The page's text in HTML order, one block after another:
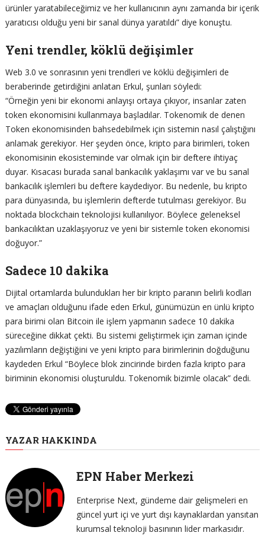
ürünler yaratabileceğimiz ve her kullanıcının aynı zamanda bir içerik
yaratıcısı olduğu yeni bir sanal dünya yaratıldı” diye konuştu.
Yeni trendler, köklü değişimler
Web 3.0 ve sonrasının yeni trendleri ve köklü değişimleri de
beraberinde getirdiğini anlatan Erkul, şunları söyledi:
“Örneğin yeni bir ekonomi anlayışı ortaya çıkıyor, insanlar zaten
token ekonomisini kullanmaya başladılar. Tokenomik de denen
Token ekonomisinden bahsedebilmek için sistemin nasıl çalıştığını
anlamak gerekiyor. Her şeyden önce, kripto para birimleri, token
ekonomisinin ekosisteminde var olmak için bir deftere ihtiyaç
duyar. Kısacası burada sanal bankacılık yaklaşımı var ve bu sanal
bankacılık işlemleri bu deftere kaydediyor. Bu nedenle, bu kripto
para dünyasında, bu işlemlerin defterde tutulması gerekiyor. Bu
noktada blockchain teknolojisi kullanılıyor. Böylece geleneksel
bankacılıktan uzaklaşıyoruz ve yeni bir sistemle token ekonomisi
doğuyor.”
Sadece 10 dakika
Dijital ortamlarda bulundukları her bir kripto paranın belirli kodları
ve amaçları olduğunu ifade eden Erkul, günümüzün en ünlü kripto
para birimi olan Bitcoin ile işlem yapmanın sadece 10 dakika
süreceğine dikkat çekti. Bu sistemi geliştirmek için zaman içinde
yazılımların değiştiğini ve yeni kripto para birimlerinin doğduğunu
kaydeden Erkul “Böylece blok zincirinde birden fazla kripto para
biriminin ekonomisi oluşturuldu. Tokenomik bizimle olacak” dedi.
YAZAR HAKKINDA
EPN Haber Merkezi
Enterprise Next, gündeme dair gelişmeleri en
güncel yurt içi ve yurt dışı kaynaklardan yansıtan
kurumsal teknoloji basınının lider markasıdır.